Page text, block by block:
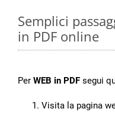
Semplici
in PDF online
Per WEB in PDF segui
Visita la pagina